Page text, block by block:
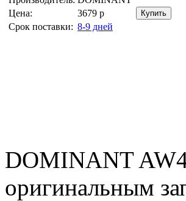
Цена:
3679 р
Срок поставки: 8-9 дней
DOMINANT
оригинальным